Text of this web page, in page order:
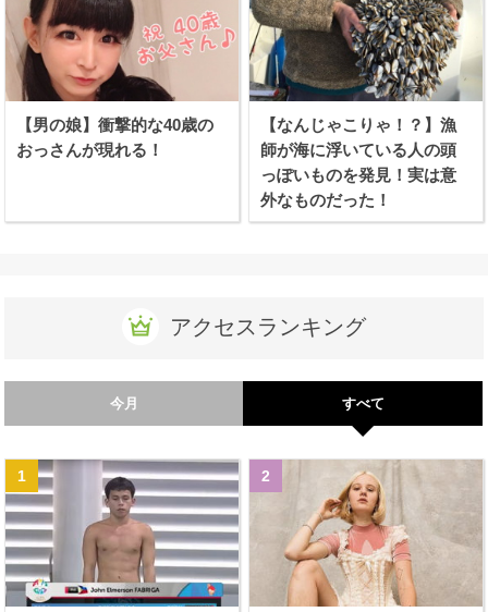
【男の娘】衝撃的な40歳の
おっさんが現れる！
【なんじゃこりゃ！？】漁
師が海に浮いている人の頭
っぽいものを発見！実は意
外なものだった！
アクセスランキング
今月 すべて